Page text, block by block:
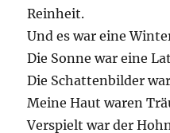
Reinheit.
Und es war eine
Die Sonne war eine
Die Schattenbilder
Meine Haut waren
Verspielt war der